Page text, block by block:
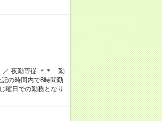
／ 夜勤専従 ＊＊ 勤
の時間内で8時間勤
曜日での勤務となり